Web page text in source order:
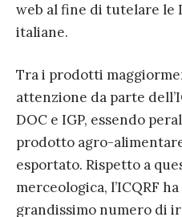
web al fine di tutelare le
italiane.
Tra i prodotti
attenzione da parte
DOC e IGP, essendo
prodotto agro-
esportato. Rispetto a
merceologica, l’ICQRF
grandissimo numero di